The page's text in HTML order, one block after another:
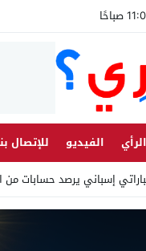
الرأي الفيديو
للإتصال
إسباني يرصد حسابات من